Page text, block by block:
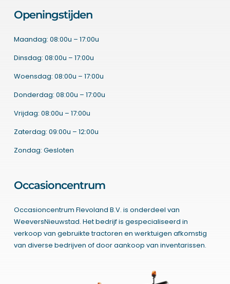
Openingstijden
Maandag: 08:00u – 17:00u
Dinsdag: 08:00u – 17:00u
Woensdag: 08:00u – 17:00u
Donderdag: 08:00u – 17:00u
Vrijdag: 08:00u – 17:00u
Zaterdag: 09:00u – 12:00u
Zondag: Gesloten
Occasioncentrum
Occasioncentrum Flevoland B.V. is onderdeel van
WeeversNieuwstad. Het bedrijf is gespecialiseerd in
verkoop van gebruikte tractoren en werktuigen afkomstig
van diverse bedrijven of door aankoop van inventarissen.